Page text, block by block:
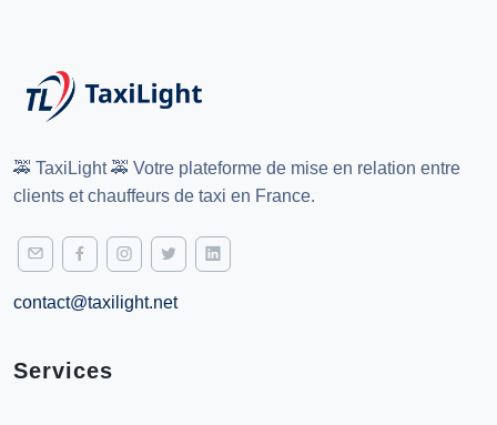
🚕 TaxiLight 🚕 Votre plateforme de mise en relation entre
clients et chauffeurs de taxi en France.
contact@taxilight.net
Services